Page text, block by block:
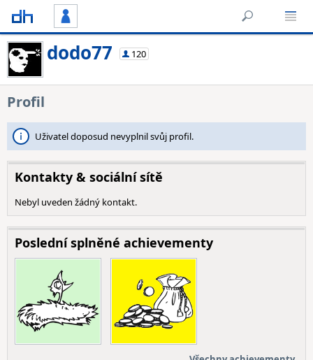
dodo77 120
Profil
Uživatel doposud nevyplnil svůj profil.
Kontakty & sociální sítě
Nebyl uveden žádný kontakt.
Poslední splněné achievementy